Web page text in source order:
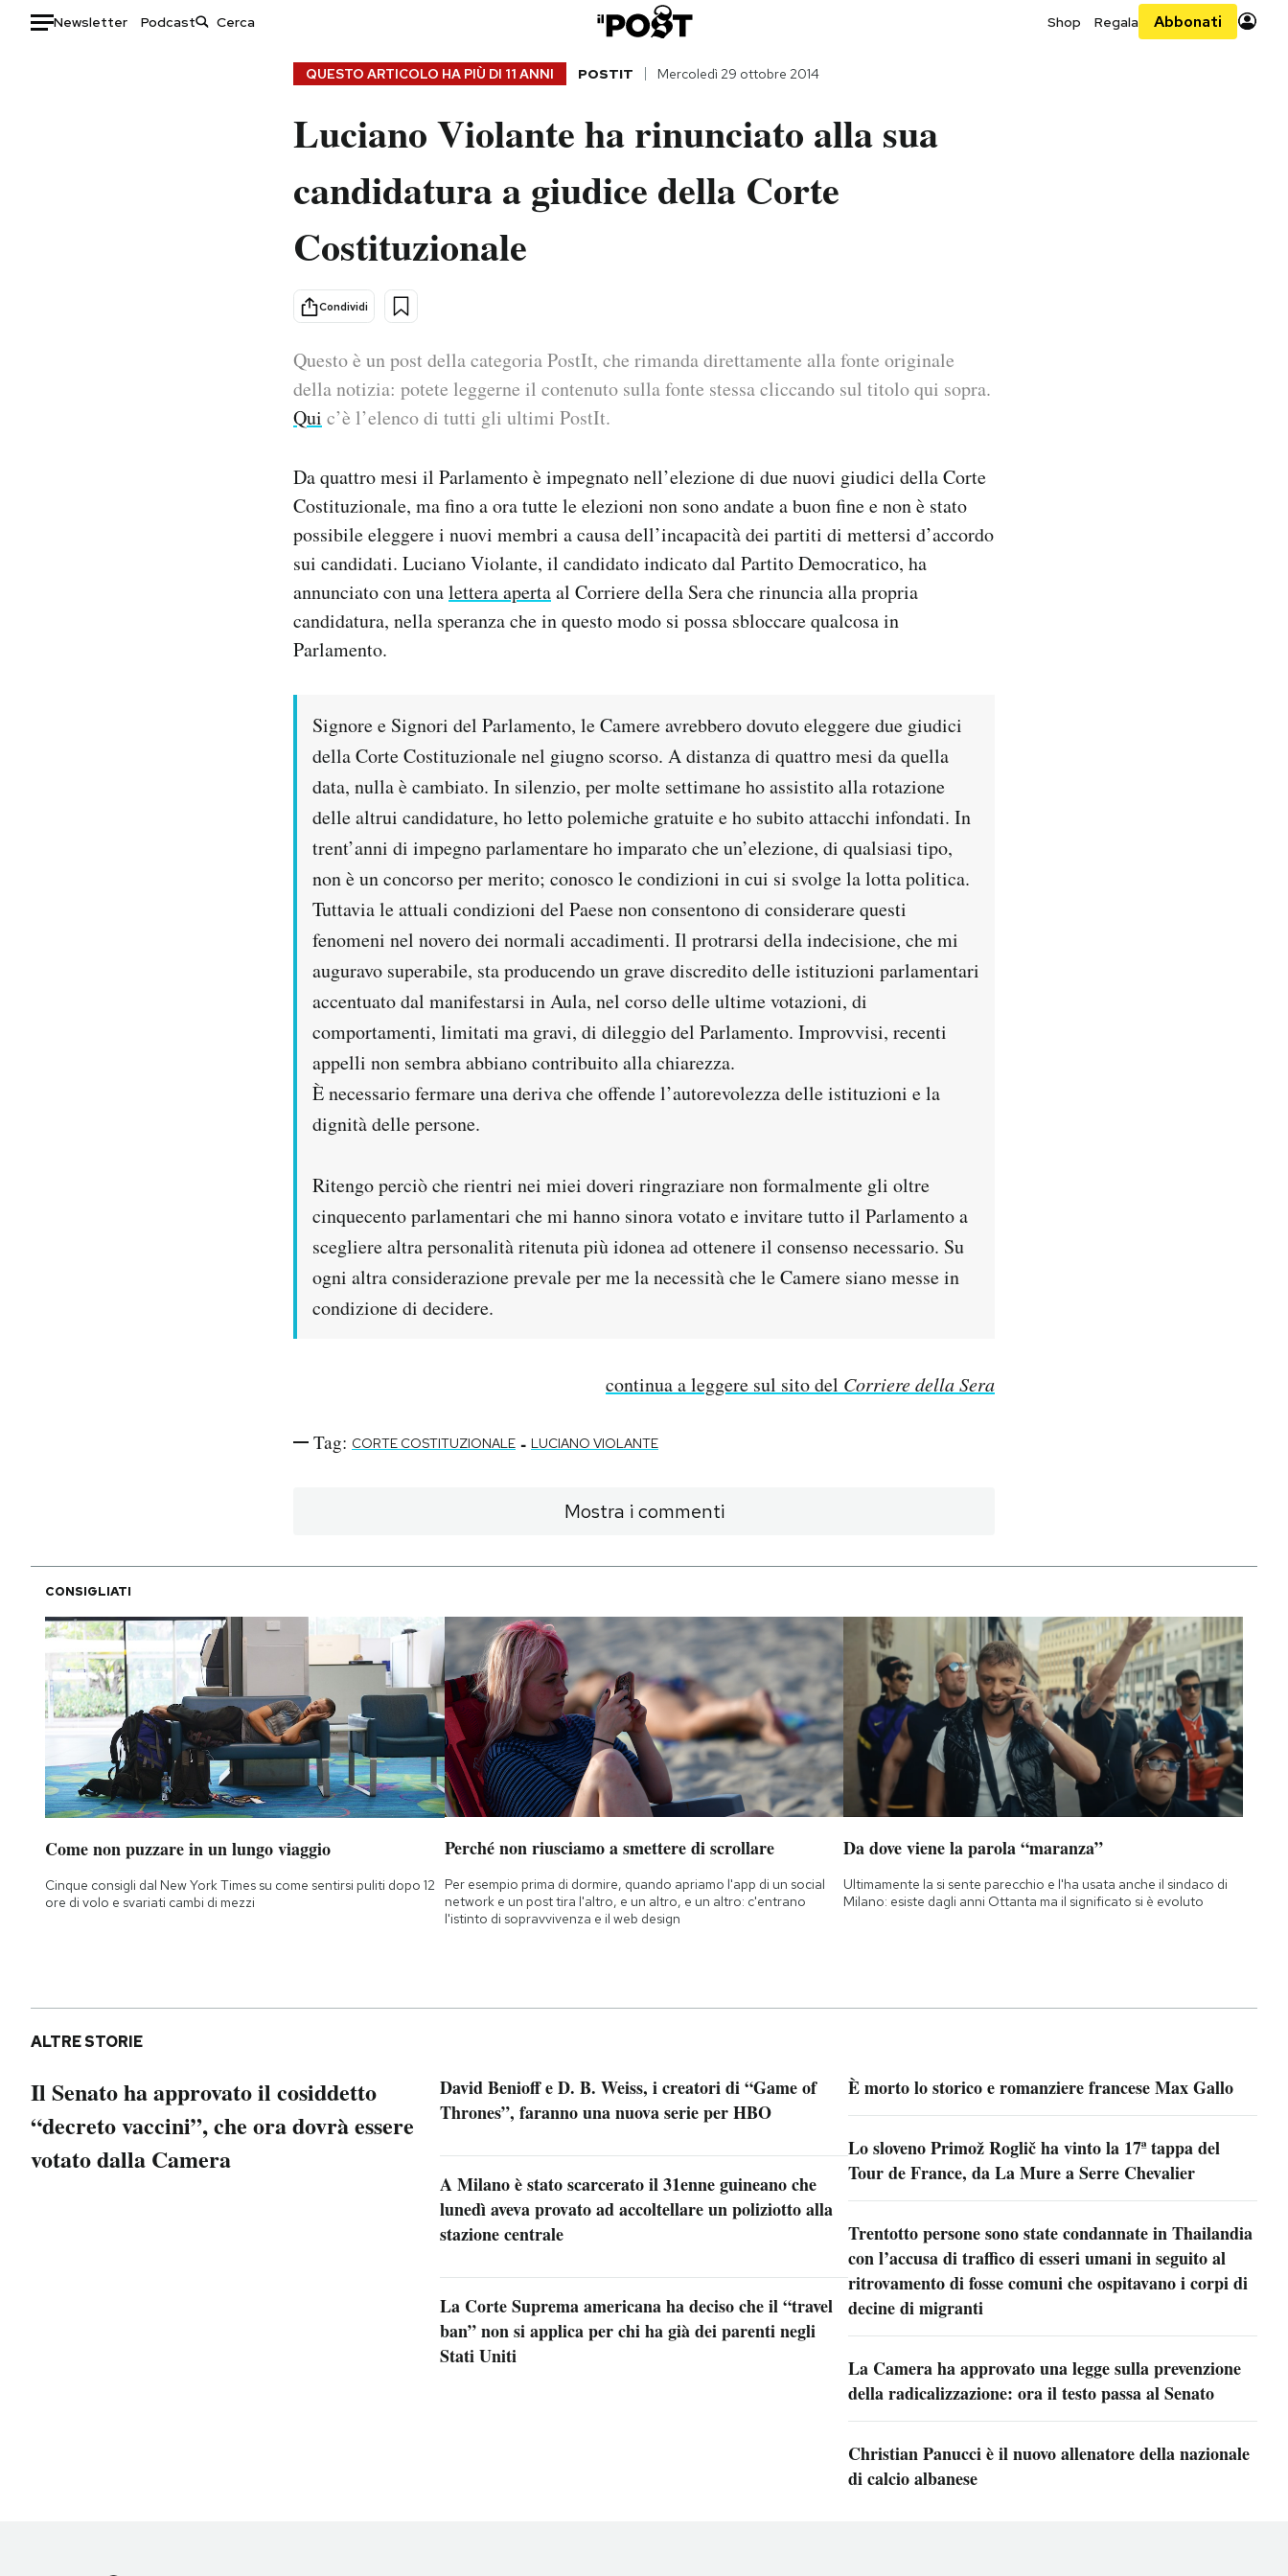
Newsletter Podcast Shop Regala Abbonati
Storie/Idee
Altrecose
Mondiali calcio 2026
QUESTO ARTICOLO HA PIÙ DI 11 ANNI POSTIT Mercoledì 29 ottobre 2014
Luciano Violante ha rinunciato alla sua
candidatura a giudice della Corte
Costituzionale
Condividi
Questo è un post della categoria PostIt, che rimanda direttamente alla fonte originale
della notizia: potete leggerne il contenuto sulla fonte stessa cliccando sul titolo qui sopra.
Qui c’è l’elenco di tutti gli ultimi PostIt.
Da quattro mesi il Parlamento è impegnato nell’elezione di due nuovi giudici della Corte
Costituzionale, ma fino a ora tutte le elezioni non sono andate a buon fine e non è stato
possibile eleggere i nuovi membri a causa dell’incapacità dei partiti di mettersi d’accordo
sui candidati. Luciano Violante, il candidato indicato dal Partito Democratico, ha
annunciato con unalettera apertaal Corriere della Sera che rinuncia alla propria
candidatura, nella speranza che in questo modo si possa sbloccare qualcosa in
Parlamento.
Signore e Signori del Parlamento, le Camere avrebbero dovuto eleggere due giudici
della Corte Costituzionale nel giugno scorso. A distanza di quattro mesi da quella
data, nulla è cambiato. In silenzio, per molte settimane ho assistito alla rotazione
delle altrui candidature, ho letto polemiche gratuite e ho subito attacchi infondati. In
trent’anni di impegno parlamentare ho imparato che un’elezione, di qualsiasi tipo,
non è un concorso per merito; conosco le condizioni in cui si svolge la lotta politica.
Tuttavia le attuali condizioni del Paese non consentono di considerare questi
fenomeni nel novero dei normali accadimenti. Il protrarsi della indecisione, che mi
auguravo superabile, sta producendo un grave discredito delle istituzioni parlamentari
accentuato dal manifestarsi in Aula, nel corso delle ultime votazioni, di
comportamenti, limitati ma gravi, di dileggio del Parlamento. Improvvisi, recenti
appelli non sembra abbiano contribuito alla chiarezza.
È necessario fermare una deriva che offende l’autorevolezza delle istituzioni e la
dignità delle persone.
Ritengo perciò che rientri nei miei doveri ringraziare non formalmente gli oltre
cinquecento parlamentari che mi hanno sinora votato e invitare tutto il Parlamento a
scegliere altra personalità ritenuta più idonea ad ottenere il consenso necessario. Su
ogni altra considerazione prevale per me la necessità che le Camere siano messe in
condizione di decidere.
continua a leggere sul sito del Corriere della Sera
Tag: CORTE COSTITUZIONALE - LUCIANO VIOLANTE
Mostra i commenti
CONSIGLIATI
Come non puzzare in un lungo viaggio
Cinque consigli dal New York Times su come sentirsi puliti dopo 12
ore di volo e svariati cambi di mezzi
Perché non riusciamo a smettere di scrollare
Per esempio prima di dormire, quando apriamo l'app di un social
network e un post tira l'altro, e un altro, e un altro: c'entrano
l'istinto di sopravvivenza e il web design
Da dove viene la parola “maranza”
Ultimamente la si sente parecchio e l'ha usata anche il sindaco di
Milano: esiste dagli anni Ottanta ma il significato si è evoluto
ALTRE STORIE
Il Senato ha approvato il cosiddetto
“decreto vaccini”, che ora dovrà essere
votato dalla Camera
David Benioff e D. B. Weiss, i creatori di “Game of
Thrones”, faranno una nuova serie per HBO
A Milano è stato scarcerato il 31enne guineano che
lunedì aveva provato ad accoltellare un poliziotto alla
stazione centrale
La Corte Suprema americana ha deciso che il “travel
ban” non si applica per chi ha già dei parenti negli
Stati Uniti
È morto lo storico e romanziere francese Max Gallo
Lo sloveno Primož Roglič ha vinto la 17ª tappa del
Tour de France, da La Mure a Serre Chevalier
Trentotto persone sono state condannate in Thailandia
con l’accusa di traffico di esseri umani in seguito al
ritrovamento di fosse comuni che ospitavano i corpi di
decine di migranti
La Camera ha approvato una legge sulla prevenzione
della radicalizzazione: ora il testo passa al Senato
Christian Panucci è il nuovo allenatore della nazionale
di calcio albanese